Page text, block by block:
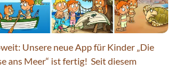
Unsere neue App für Kinder „Die
ans Meer“ ist fertig! Seit diesem